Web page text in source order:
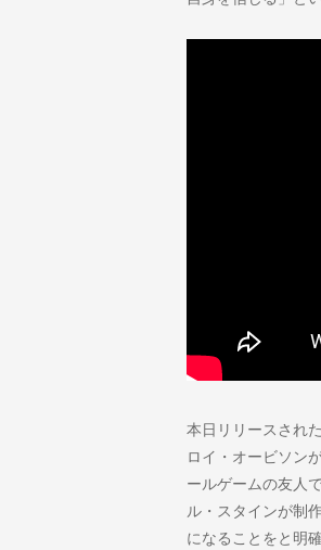
本日リリースされ
ロイ・オービソン
ールゲームの友人
ル・スタインが制
になることをと明